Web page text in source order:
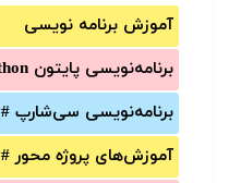
آموزش برنامه نویسی
برنامه‌نویسی پایتون Python
برنامه‌‌نویسی سی‌شارپ C#‎
آموزش‌های پروژه محور #C